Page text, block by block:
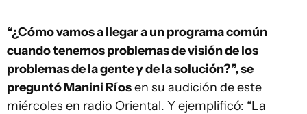
“¿Cómo vamos a llegar a un programa común
cuando tenemos problemas de visión de los
problemas de la gente y de la solución?”, se
preguntó Manini Ríosen su audición de este
miércoles en radio Oriental. Y ejemplificó: “La